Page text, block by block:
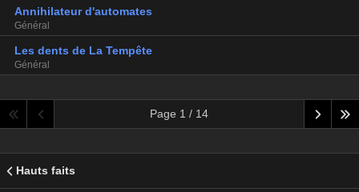
Annihilateur d'automates
Général
Les dents de La Tempête
Général
Page 1 / 14
Hauts faits